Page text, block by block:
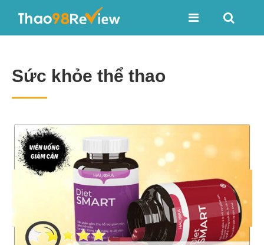
Sức khỏe thể thao